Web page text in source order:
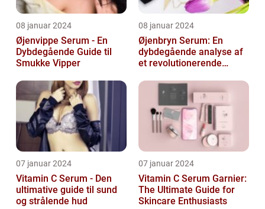
08 januar 2024
Øjenvippe Serum - En
Dybdegående Guide til
Smukke Vipper
08 januar 2024
Øjenbryn Serum: En
dybdegående analyse af
et revolutionerende
07 januar 2024
Vitamin C Serum - Den
ultimative guide til sund
og strålende hud
07 januar 2024
Vitamin C Serum Garnier:
The Ultimate Guide for
Skincare Enthusiasts